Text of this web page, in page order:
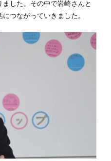
した。その中で岩崎さんと
つながっていきました。